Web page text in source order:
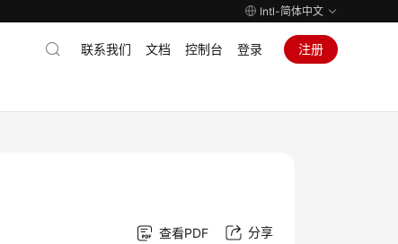
Intl-简体中文
联系我们 文档 控制台 登录 注册
查看PDF 分享